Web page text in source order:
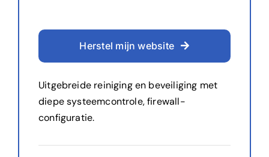
Herstel mijn website
Uitgebreide reiniging en beveiliging met
diepe systeemcontrole, firewall-
configuratie.